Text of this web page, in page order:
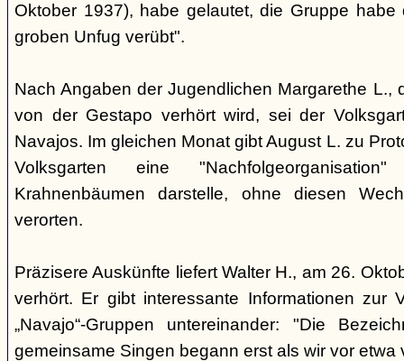
Oktober 1937), habe gelautet, die Gruppe
groben Unfug verübt".
Nach Angaben der Jugendlichen Margarethe L.,
von der Gestapo verhört wird, sei der
Navajos. Im gleichen Monat gibt August L. zu
Volksgarten eine
Krahnenbäumen darstelle, ohne diesen
verorten.
Präzisere Auskünfte liefert Walter H., am 26.
verhört. Er gibt interessante Informationen zur
„Navajo“-Gruppen untereinander: "Die
gemeinsame Singen begann erst als wir vor etwa